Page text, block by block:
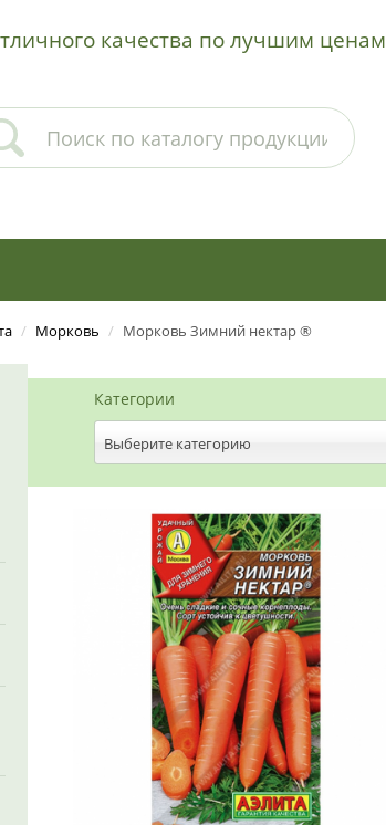
качества по лучшим ценам
/ Морковь / Морковь Зимний нектар ®
Категории
Выберите категорию